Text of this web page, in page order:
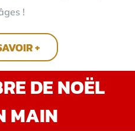
!
+
DE NOËL
MAIN